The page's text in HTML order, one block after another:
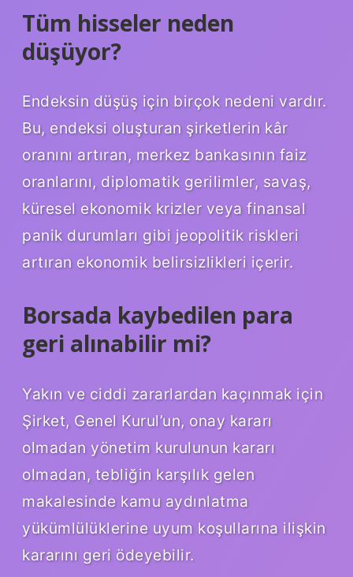
Tüm hisseler neden
düşüyor?
Endeksin düşüş için birçok nedeni vardır.
Bu, endeksi oluşturan şirketlerin kâr
oranını artıran, merkez bankasının faiz
oranlarını, diplomatik gerilimler, savaş,
küresel ekonomik krizler veya finansal
panik durumları gibi jeopolitik riskleri
artıran ekonomik belirsizlikleri içerir.
Borsada kaybedilen para
geri alınabilir mi?
Yakın ve ciddi zararlardan kaçınmak için
Şirket, Genel Kurul’un, onay kararı
olmadan yönetim kurulunun kararı
olmadan, tebliğin karşılık gelen
makalesinde kamu aydınlatma
yükümlülüklerine uyum koşullarına ilişkin
kararını geri ödeyebilir.